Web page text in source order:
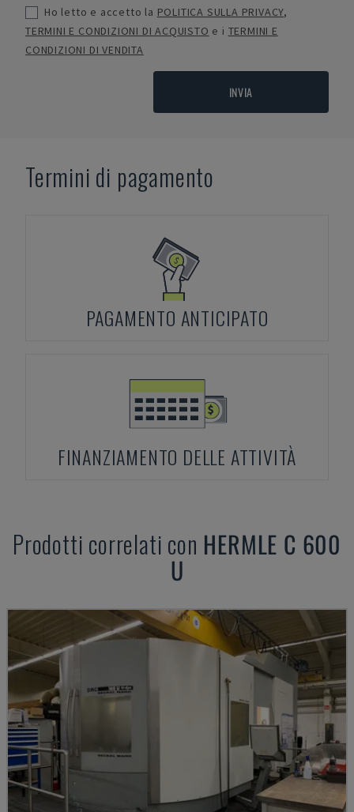
Ho letto e accetto la POLITICA SULLA PRIVACY,
TERMINI E CONDIZIONI DI ACQUISTO e i TERMINI E
CONDIZIONI DI VENDITA
INVIA
Termini di pagamento
PAGAMENTO ANTICIPATO
FINANZIAMENTO DELLE ATTIVITÀ
Prodotti correlati con HERMLE C 600
U